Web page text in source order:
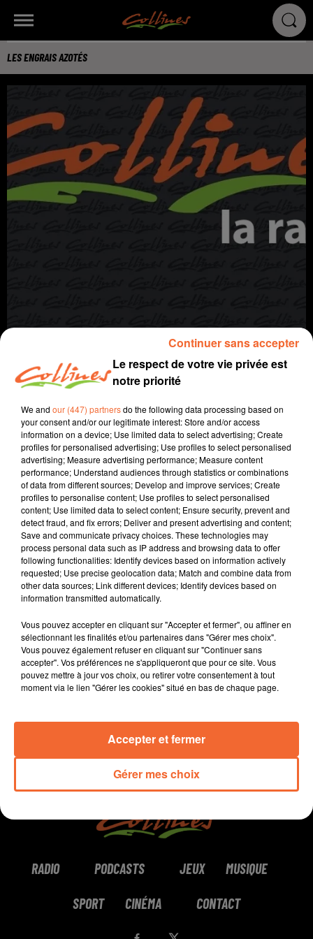
LES ENGRAIS AZOTÉS
agriculture
24 février 2022 - 5 min 15 sec
LES ENGRAIS AZOTÉS
David Puaud
A travers champs
Grâce à Ludo, COLLINES porte un regard différent sur
l'agriculture chaque semaine le jeudi à 7h40 et le
dimanche à 9h30.
0:00 5 min 15 sec
RADIO PODCASTS JEUX MUSIQUE
SPORT CINÉMA CONTACT
Le respect de votre vie privée est
notre priorité
We and our (447) partnersdo the following data processing based on
your consent and/or our legitimate interest: Store and/or access
information on a device; Use limited data to select advertising; Create
profiles for personalised advertising; Use profiles to select personalised
advertising; Measure advertising performance; Measure content
performance; Understand audiences through statistics or combinations
of data from different sources; Develop and improve services; Create
profiles to personalise content; Use profiles to select personalised
content; Use limited data to select content; Ensure security, prevent and
detect fraud, and fix errors; Deliver and present advertising and content;
Save and communicate privacy choices. These technologies may
process personal data such as IP address and browsing data to offer
following functionalities: Identify devices based on information actively
requested; Use precise geolocation data; Match and combine data from
other data sources; Link different devices; Identify devices based on
information transmitted automatically.
Vous pouvez accepter en cliquant sur "Accepter et fermer", ou affiner en
sélectionnant les finalités et/ou partenaires dans "Gérer mes choix".
Vous pouvez également refuser en cliquant sur "Continuer sans
accepter". Vos préférences ne s'appliqueront que pour ce site. Vous
pouvez mettre à jour vos choix, ou retirer votre consentement à tout
moment via le lien "Gérer les cookies" situé en bas de chaque page.
Gérer mes choix
Accepter et fermer
Continuer sans accepter